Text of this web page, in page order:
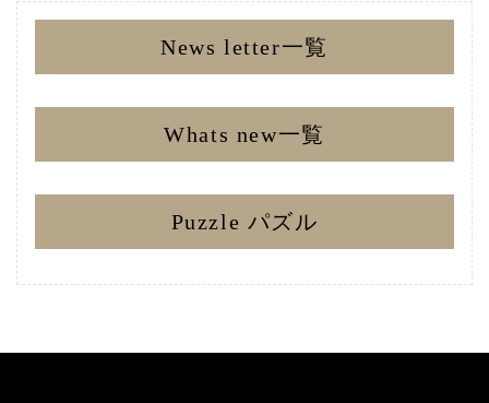
News letter一覧
Whats new一覧
Puzzle パズル